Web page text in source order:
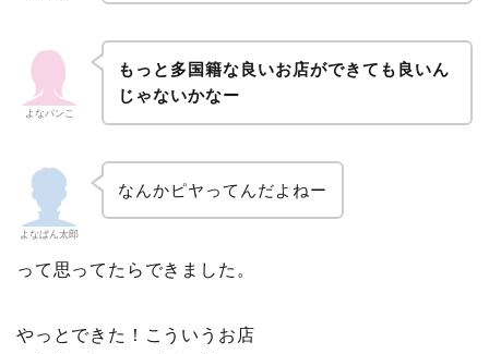
よなパンこ
もっと多国籍な良いお店ができても良いん
じゃないかなー
よなぱん太郎
なんかピヤってんだよねー
って思ってたらできました。
やっとできた！こういうお店